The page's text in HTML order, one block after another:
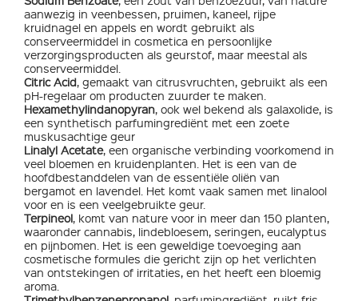
aanwezig in veenbessen, pruimen, kaneel, rijpe
kruidnagel en appels en wordt gebruikt als
conserveermiddel in cosmetica en persoonlijke
verzorgingsproducten als geurstof, maar meestal als
conserveermiddel.
Citric Acid, gemaakt van citrusvruchten, gebruikt als een
pH-regelaar om producten zuurder te maken.
Hexamethylindanopyran, ook wel bekend als galaxolide, is
een synthetisch parfumingrediënt met een zoete
muskusachtige geur
Linalyl Acetate, een organische verbinding voorkomend in
veel bloemen en kruidenplanten. Het is een van de
hoofdbestanddelen van de essentiële oliën van
bergamot en lavendel. Het komt vaak samen met linalool
voor en is een veelgebruikte geur.
Terpineol, komt van nature voor in meer dan 150 planten,
waaronder cannabis, lindebloesem, seringen, eucalyptus
en pijnbomen. Het is een geweldige toevoeging aan
cosmetische formules die gericht zijn op het verlichten
van ontstekingen of irritaties, en het heeft een bloemig
aroma.